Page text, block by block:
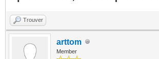
Trouver
arttom
Member